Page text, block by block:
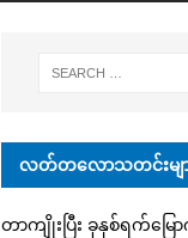
လတ်တလောသတင်းမျ
တာကျိုးပြီး ခုနှစ်ရက်မြေ